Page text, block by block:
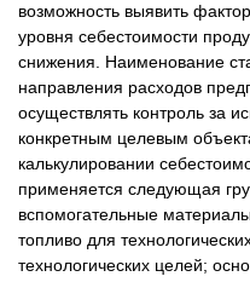
возможность выявить
уровня себестоимости
снижения. Наименование
направления расходов
осуществлять контроль за
конкретным целевым
калькулировании
применяется следующая
вспомогательные
топливо для
технологических целей;